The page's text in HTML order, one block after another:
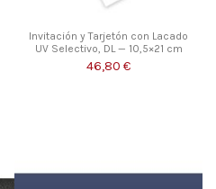
Invitación y Tarjetón con Lacado
UV Selectivo, DL — 10,5×21 cm
46,80 €